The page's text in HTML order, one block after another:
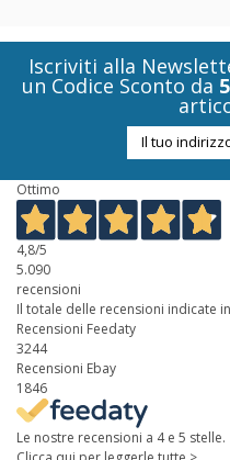
Iscriviti alla
un Codice Sconto da
Ottimo
4,8/5
5.090
recensioni
Il totale delle recensioni indicate
Recensioni Feedaty
3244
Recensioni Ebay
1846
Le nostre recensioni a 4 e 5 stelle.